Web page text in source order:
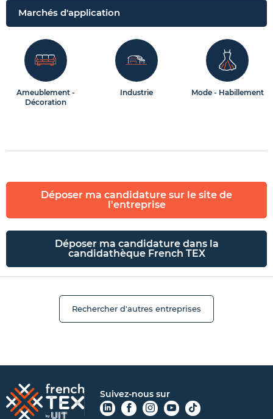
Marchés d'application
Ameublement -
Décoration
Industrie Mode - Habillement
Déposer ma candidature sur le site de
l'entreprise
Déposer ma candidature dans la
candidathèque French TEX
Rechercher d'autres entreprises
Suivez-nous sur